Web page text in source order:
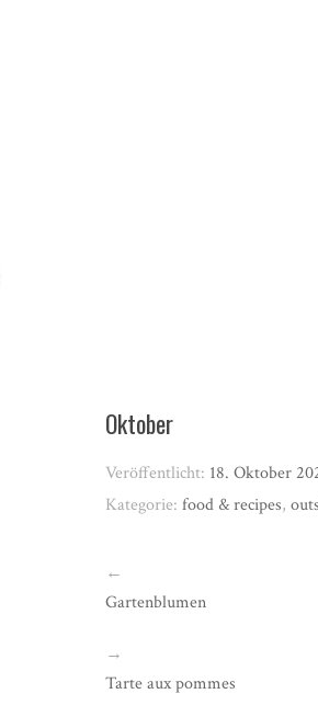
Oktober
Veröffentlicht: 18. Oktober
Kategorie:food & recipes,
←
Gartenblumen
→
Tarte aux pommes